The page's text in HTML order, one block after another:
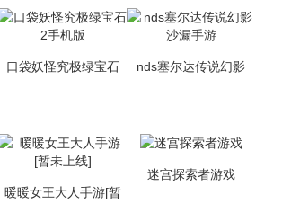
口袋妖怪究极绿宝石
nds塞尔达传说幻影
暖暖女王大人手游[暂
迷宫探索者游戏